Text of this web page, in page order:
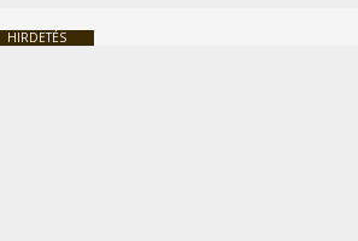
HIRDETÉS